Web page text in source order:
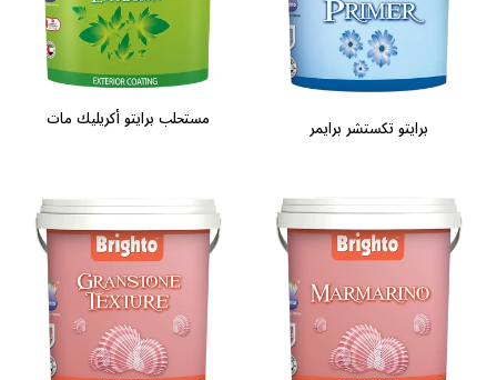
مستحلب برايتو أكريليك مات برايتو تكستشر برايمر